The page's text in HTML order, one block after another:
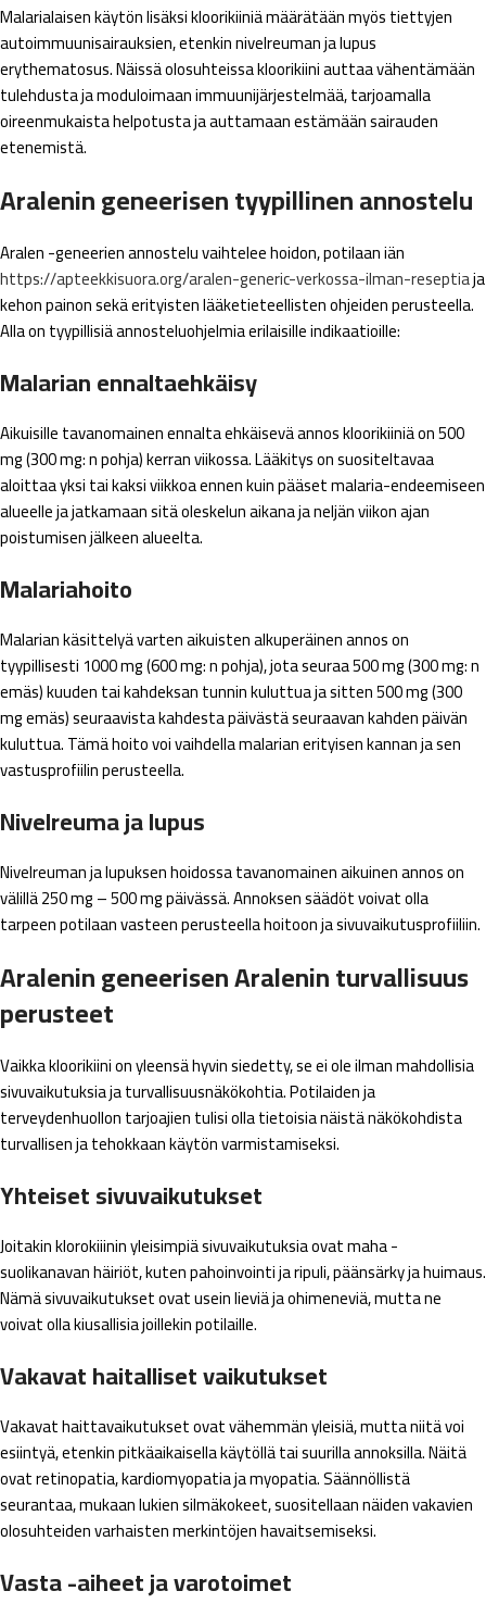
Malarialaisen käytön lisäksi kloorikiiniä määrätään myös tiettyjen
autoimmuunisairauksien, etenkin nivelreuman ja lupus
erythematosus. Näissä olosuhteissa kloorikiini auttaa vähentämään
tulehdusta ja moduloimaan immuunijärjestelmää, tarjoamalla
oireenmukaista helpotusta ja auttamaan estämään sairauden
etenemistä.
Aralenin geneerisen tyypillinen annostelu
Aralen -geneerien annostelu vaihtelee hoidon, potilaan iän
https://apteekkisuora.org/aralen-generic-verkossa-ilman-reseptiaja
kehon painon sekä erityisten lääketieteellisten ohjeiden perusteella.
Alla on tyypillisiä annosteluohjelmia erilaisille indikaatioille:
Malarian ennaltaehkäisy
Aikuisille tavanomainen ennalta ehkäisevä annos kloorikiiniä on 500
mg (300 mg: n pohja) kerran viikossa. Lääkitys on suositeltavaa
aloittaa yksi tai kaksi viikkoa ennen kuin pääset malaria-endeemiseen
alueelle ja jatkamaan sitä oleskelun aikana ja neljän viikon ajan
poistumisen jälkeen alueelta.
Malariahoito
Malarian käsittelyä varten aikuisten alkuperäinen annos on
tyypillisesti 1000 mg (600 mg: n pohja), jota seuraa 500 mg (300 mg: n
emäs) kuuden tai kahdeksan tunnin kuluttua ja sitten 500 mg (300
mg emäs) seuraavista kahdesta päivästä seuraavan kahden päivän
kuluttua. Tämä hoito voi vaihdella malarian erityisen kannan ja sen
vastusprofiilin perusteella.
Nivelreuma ja lupus
Nivelreuman ja lupuksen hoidossa tavanomainen aikuinen annos on
välillä 250 mg – 500 mg päivässä. Annoksen säädöt voivat olla
tarpeen potilaan vasteen perusteella hoitoon ja sivuvaikutusprofiiliin.
Aralenin geneerisen Aralenin turvallisuus
perusteet
Vaikka kloorikiini on yleensä hyvin siedetty, se ei ole ilman mahdollisia
sivuvaikutuksia ja turvallisuusnäkökohtia. Potilaiden ja
terveydenhuollon tarjoajien tulisi olla tietoisia näistä näkökohdista
turvallisen ja tehokkaan käytön varmistamiseksi.
Yhteiset sivuvaikutukset
Joitakin klorokiiinin yleisimpiä sivuvaikutuksia ovat maha -
suolikanavan häiriöt, kuten pahoinvointi ja ripuli, päänsärky ja huimaus.
Nämä sivuvaikutukset ovat usein lieviä ja ohimeneviä, mutta ne
voivat olla kiusallisia joillekin potilaille.
Vakavat haitalliset vaikutukset
Vakavat haittavaikutukset ovat vähemmän yleisiä, mutta niitä voi
esiintyä, etenkin pitkäaikaisella käytöllä tai suurilla annoksilla. Näitä
ovat retinopatia, kardiomyopatia ja myopatia. Säännöllistä
seurantaa, mukaan lukien silmäkokeet, suositellaan näiden vakavien
olosuhteiden varhaisten merkintöjen havaitsemiseksi.
Vasta -aiheet ja varotoimet